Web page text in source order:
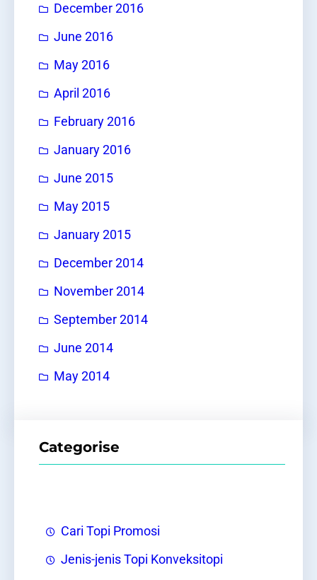
December 2016
June 2016
May 2016
April 2016
February 2016
January 2016
June 2015
May 2015
January 2015
December 2014
November 2014
September 2014
June 2014
May 2014
Categorise
Cari Topi Promosi
Jenis-jenis Topi Konveksitopi